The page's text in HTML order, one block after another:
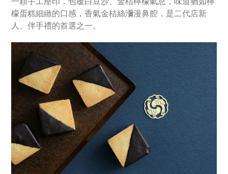
檬蛋糕細緻的口感，香氣金桔絲瀰漫鼻腔，是二代店新
人、伴手禮的首選之一。